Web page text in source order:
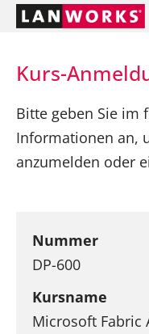
Kurs-
Bitte geben Sie im
Informationen an,
anzumelden oder
Nummer
DP-600
Kursname
Microsoft Fabric